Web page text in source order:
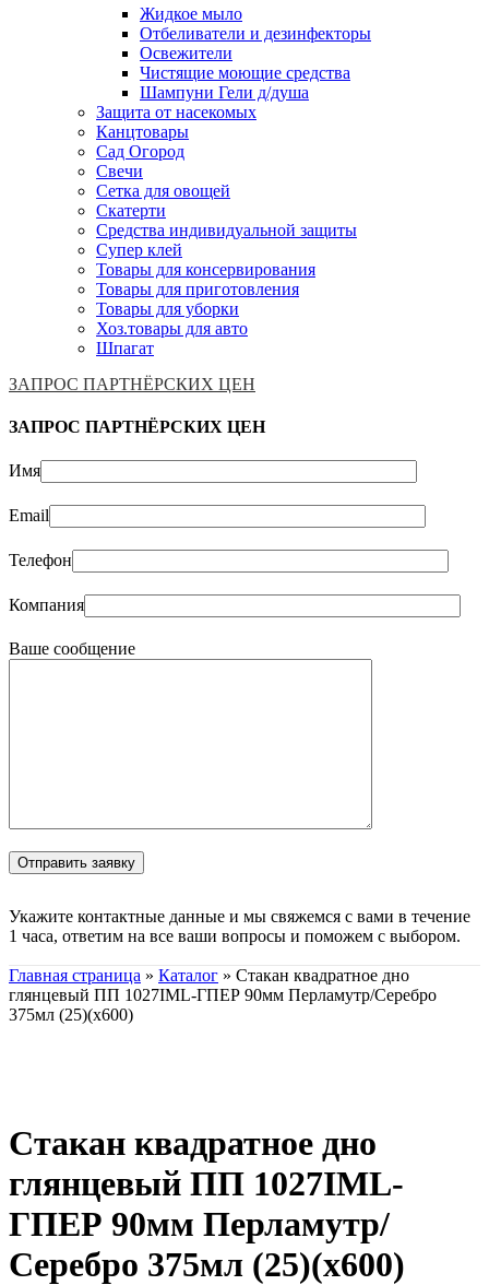
Жидкое мыло
Отбеливатели и дезинфекторы
Освежители
Чистящие моющие средства
Шампуни Гели д/душа
Защита от насекомых
Канцтовары
Сад Огород
Свечи
Сетка для овощей
Скатерти
Средства индивидуальной защиты
Супер клей
Товары для консервирования
Товары для приготовления
Товары для уборки
Хоз.товары для авто
Шпагат
ЗАПРОС ПАРТНЁРСКИХ ЦЕН
ЗАПРОС ПАРТНЁРСКИХ ЦЕН
Имя
Email
Телефон
Компания
Ваше сообщение
Укажите контактные данные и мы свяжемся с вами в течение
1 часа, ответим на все ваши вопросы и поможем с выбором.
Главная страница » Каталог » Стакан квадратное дно
глянцевый ПП 1027IML-ГПЕР 90мм Перламутр/Серебро
375мл (25)(х600)
Стакан квадратное дно
глянцевый ПП 1027IML-
ГПЕР 90мм Перламутр/
Серебро 375мл (25)(х600)